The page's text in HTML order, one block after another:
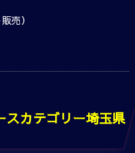
売）
スカテゴリー埼玉県